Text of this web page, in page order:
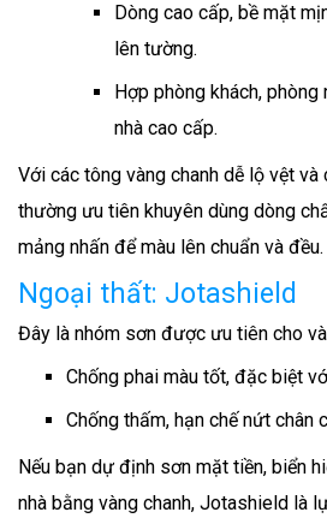
Dòng cao cấp, bề mặt
lên tường.
Hợp phòng khách, phòng
nhà cao cấp.
Với các tông vàng chanh dễ lộ vệt và
thường ưu tiên khuyên dùng dòng
mảng nhấn để màu lên chuẩn và đều.
Ngoại thất: Jotashield
Đây là nhóm sơn được ưu tiên cho
Chống phai màu tốt, đặc biệt
Chống thấm, hạn chế nứt chân
Nếu bạn dự định sơn mặt tiền, biển
nhà bằng vàng chanh, Jotashield là